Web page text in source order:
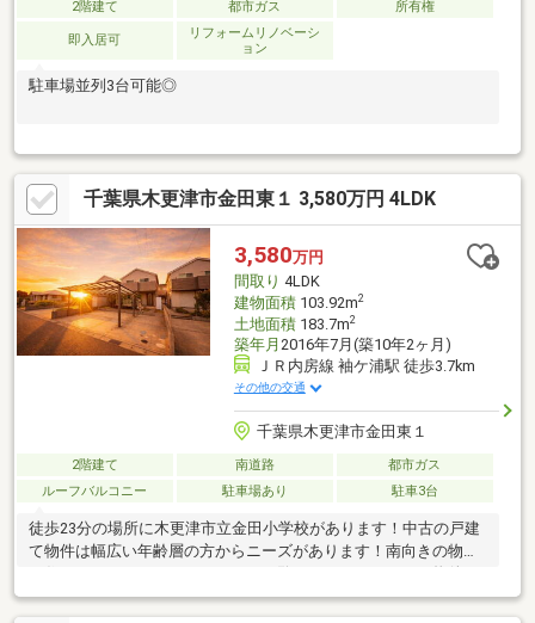
2階建て 都市ガス 所有権
即入居可
リフォームリノベーシ
ョン
駐車場並列3台可能◎
千葉県木更津市金田東１ 3,580万円 4LDK
3,580万円
間取り 4LDK
建物面積103.92m2
土地面積183.7m2
築年月 2016年7月(築10年2ヶ月)
ＪＲ内房線 袖ケ浦駅 徒歩3.7km
その他の交通
千葉県木更津市金田東１
2階建て 南道路
都市ガス
ルーフバルコニー
駐車場あり 駐車3台
徒歩23分の場所に木更津市立金田小学校があります！中古の戸建
て物件は幅広い年齢層の方からニーズがあります！南向きの物件
平成28年7月築の物件です！追焚機能設置の浴室なので翌日の入
浴にも利便性が高いです！システムキッチン付きの物件です(^^)